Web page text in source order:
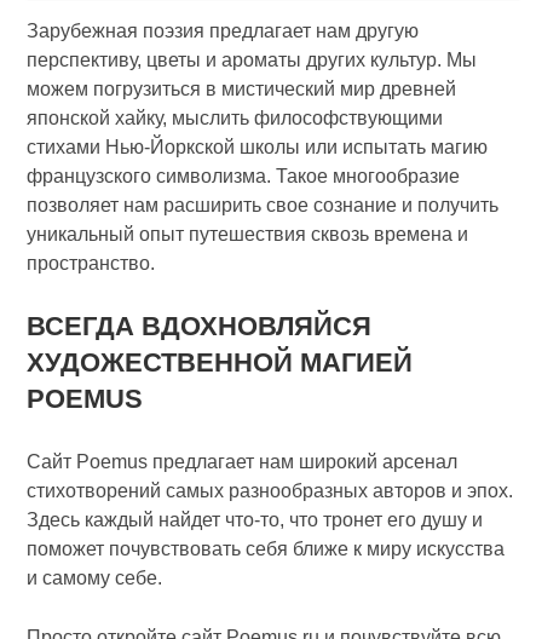
Зарубежная поэзия предлагает нам другую
перспективу, цветы и ароматы других культур. Мы
можем погрузиться в мистический мир древней
японской хайку, мыслить философствующими
стихами Нью-Йоркской школы или испытать магию
французского символизма. Такое многообразие
позволяет нам расширить свое сознание и получить
уникальный опыт путешествия сквозь времена и
пространство.
ВСЕГДА ВДОХНОВЛЯЙСЯ
ХУДОЖЕСТВЕННОЙ МАГИЕЙ
POEMUS
Сайт Poemus предлагает нам широкий арсенал
стихотворений самых разнообразных авторов и эпох.
Здесь каждый найдет что-то, что тронет его душу и
поможет почувствовать себя ближе к миру искусства
и самому себе.